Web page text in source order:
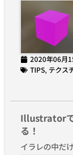
2020年06月
TIPS, テクス
Illustrator
る！
イラレの中だ